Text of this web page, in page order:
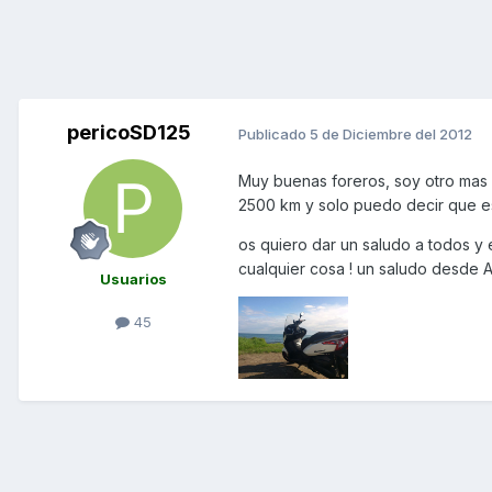
pericoSD125
Usuarios
45
Publicado 5 de Diciembre del 2012
Muy buenas foreros, soy otro
2500 km y solo puedo decir que
os quiero dar un saludo a todos
cualquier cosa ! un saludo desde